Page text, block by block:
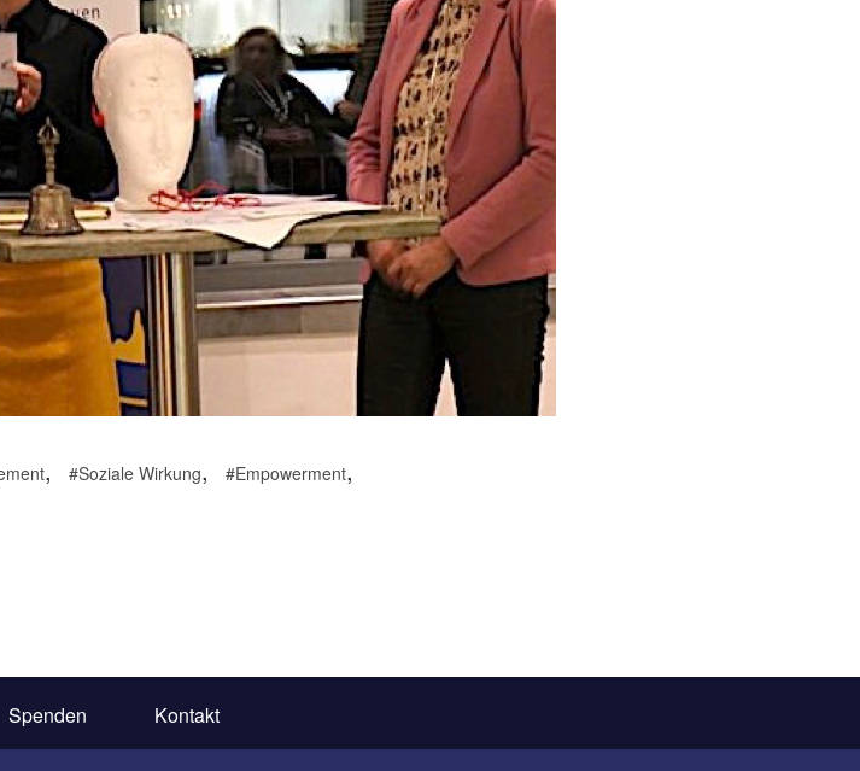
, Soziale Wirkung, Empowerment,
Spenden Kontakt